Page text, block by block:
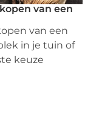
van een
van een
in je tuin of
keuze